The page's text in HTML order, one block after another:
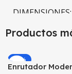
DIMENSIONES
10 × 10 × 10 cm
COLOR Negro
Productos
-20%
Enrutador